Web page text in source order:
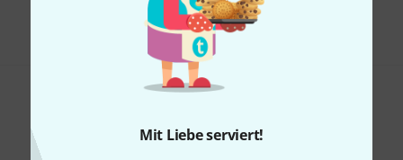
Mit Liebe serviert!
Teilen Hilfe & Feedback